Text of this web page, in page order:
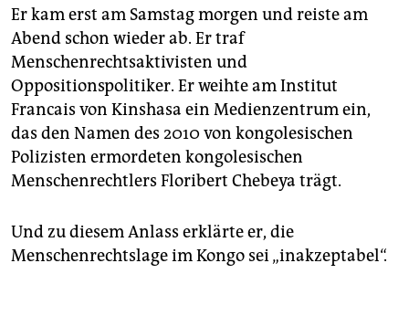
Er kam erst am Samstag morgen und reiste am
Abend schon wieder ab. Er traf
Menschenrechtsaktivisten und
Oppositionspolitiker. Er weihte am Institut
Francais von Kinshasa ein Medienzentrum ein,
das den Namen des 2010 von kongolesischen
Polizisten ermordeten kongolesischen
Menschenrechtlers Floribert Chebeya trägt.
Und zu diesem Anlass erklärte er, die
Menschenrechtslage im Kongo sei „inakzeptabel“.